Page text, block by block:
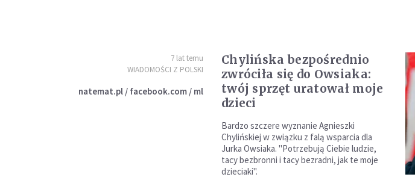
7 lat temu
WIADOMOŚCI Z POLSKI
natemat.pl / facebook.com / ml
Chylińska bezpośrednio
zwróciła się do Owsiaka:
twój sprzęt uratował moje
dzieci
Bardzo szczere wyznanie Agnieszki
Chylińskiej w związku z falą wsparcia dla
Jurka Owsiaka. "Potrzebują Ciebie ludzie,
tacy bezbronni i tacy bezradni, jak te moje
dzieciaki".